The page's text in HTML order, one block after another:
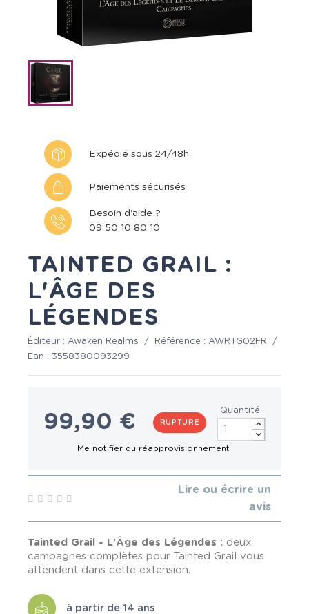
Expédié sous 24/48h
Paiements sécurisés
Besoin d'aide ?
09 50 10 80 10
TAINTED GRAIL :
L'ÂGE DES
LÉGENDES
Éditeur : Awaken Realms / Référence : AWRTG02FR
/
Ean : 3558380093299
99,90 € RUPTURE
Quantité
Lire ou écrire un
avis
Tainted Grail - L'Âge des Légendes : deux
campagnes complètes pour Tainted Grail vous
attendent dans cette extension.
à partir de 14 ans